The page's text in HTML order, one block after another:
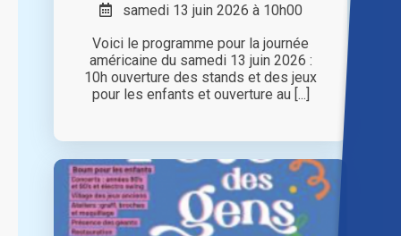
samedi 13 juin 2026 à 10h00
Voici le programme pour la journée
américaine du samedi 13 juin 2026 :
10h ouverture des stands et des jeux
pour les enfants et ouverture au [...]